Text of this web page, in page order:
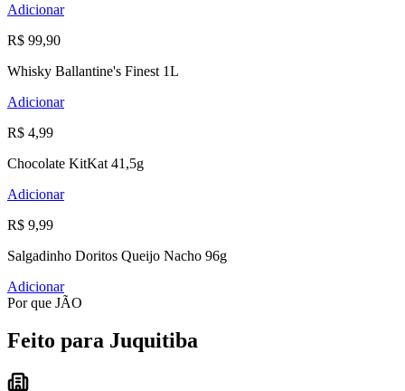
Adicionar
R$ 99,90
Whisky Ballantine's Finest 1L
Adicionar
R$ 4,99
Chocolate KitKat 41,5g
Adicionar
R$ 9,99
Salgadinho Doritos Queijo Nacho 96g
Adicionar
Por que JÃO
Feito para Juquitiba